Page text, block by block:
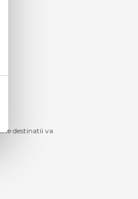
destinatii va